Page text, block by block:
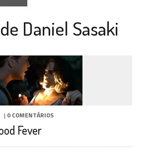
Daniel Sasaki
| 0 COMENTÁRIOS
Fever